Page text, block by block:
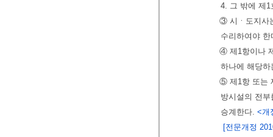
4. 그 밖에 제1
③ 시ㆍ도지사
수리하여야
④ 제1항이나
하나에 해당
⑤ 제1항 또는
방시설의 전
승계한다. <개
[전문개정